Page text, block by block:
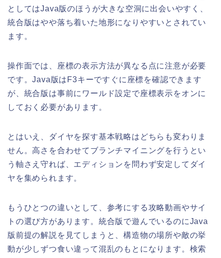
としてはJava版のほうが大きな空洞に出会いやすく、
統合版はやや落ち着いた地形になりやすいとされてい
ます。
操作面では、座標の表示方法が異なる点に注意が必要
です。Java版はF3キーですぐに座標を確認できます
が、統合版は事前にワールド設定で座標表示をオンに
しておく必要があります。
とはいえ、ダイヤを探す基本戦略はどちらも変わりま
せん。高さを合わせてブランチマイニングを行うとい
う軸さえ守れば、エディションを問わず安定してダイ
ヤを集められます。
もうひとつの違いとして、参考にする攻略動画やサイ
トの選び方があります。統合版で遊んでいるのにJava
版前提の解説を見てしまうと、構造物の場所や敵の挙
動が少しずつ食い違って混乱のもとになります。検索